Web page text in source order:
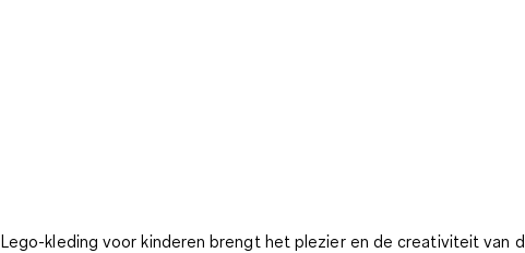
Lego-kleding voor kinderen brengt het plezier en de creativiteit van